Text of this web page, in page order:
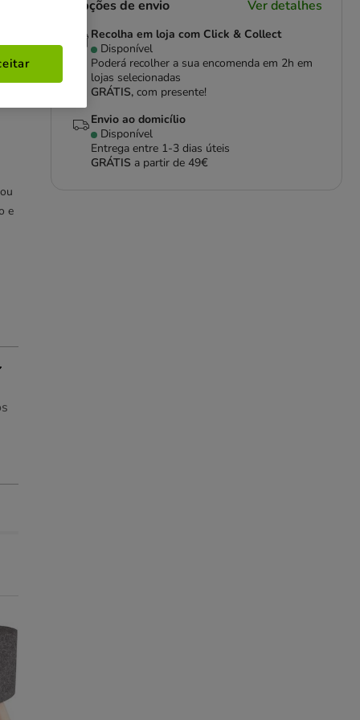
e
Opções de envio Ver detalhes
Recolha em loja com Click & Collect
Disponível
Poderá recolher a sua encomenda em 2h em
lojas selecionadas
GRÁTIS,com presente!
Envio ao domicílio
Disponível
Entrega entre 1-3 dias úteis
GRÁTIS a partir de 49€